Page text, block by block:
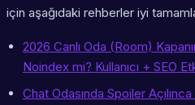
için aşağıdaki rehberler iyi
2026 Canlı Oda (Room)
Noindex mi? Kullanıcı + SEO
Chat Odasında Spoiler